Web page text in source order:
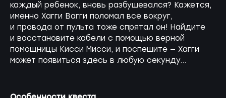
каждый ребенок, вновь разбушевался? Кажется,
именно Хагги Вагги поломал все вокруг,
и провода от пульта тоже спрятал он! Найдите
и восстановите кабели с помощью верной
помощницы Кисси Мисси, и поспешите — Хагги
может появиться здесь в любую секунду...